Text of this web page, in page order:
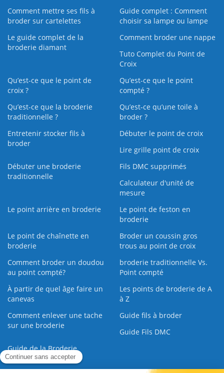
Comment mettre ses fils à
broder sur cartelettes
Guide complet : Comment
choisir sa lampe ou lampe
Le guide complet de la
broderie diamant
Comment broder une nappe
Tuto Complet du Point de
Croix
Qu’est-ce que le point de
croix ?
Qu’est-ce que le point
compté ?
Qu’est-ce que la broderie
traditionnelle ?
Qu’est‑ce qu’une toile à
broder ?
Entretenir stocker fils à
broder
Débuter le point de croix
Lire grille point de croix
Débuter une broderie
traditionnelle
Fils DMC supprimés
Calculateur d'unité de
mesure
Le point arrière en broderie
Le point de feston en
broderie
Le point de chaînette en
broderie
Broder un coussin gros
trous au point de croix
Comment broder un doudou
au point compté?
broderie traditionnelle Vs.
Point compté
À partir de quel âge faire un
canevas
Les points de broderie de A
à Z
Comment enlever une tache
sur une broderie
Guide fils à broder
Guide Fils DMC
Guide de la Broderie